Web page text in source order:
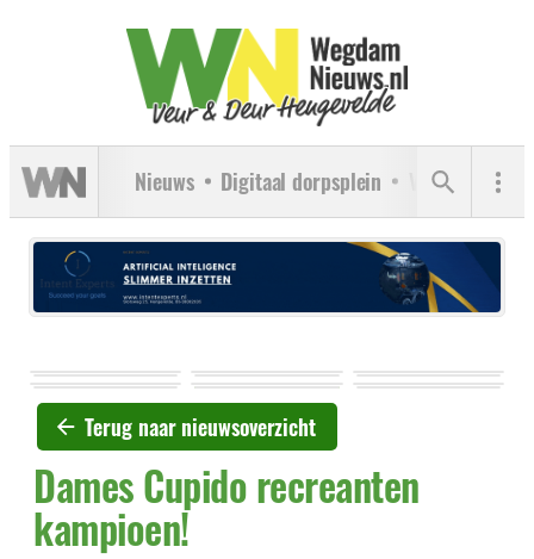
Nieuws Digitaal dorpsplein Verenigingen
Terug naar nieuwsoverzicht
Dames Cupido recreanten
kampioen!